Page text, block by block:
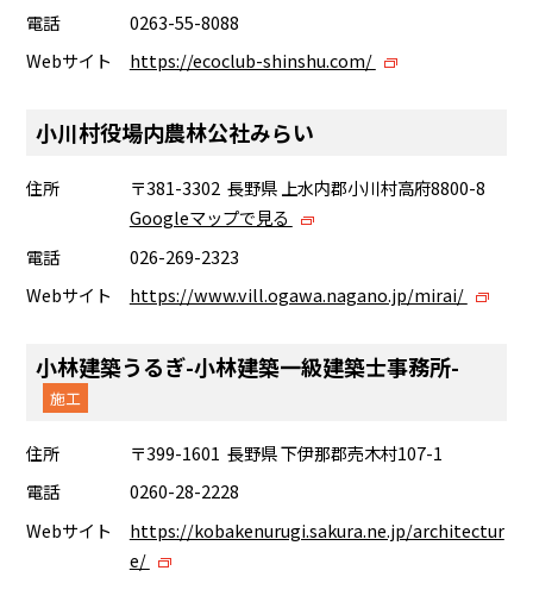
電話
0263-55-8088
Webサイト
https://ecoclub-shinshu.com/
小川村役場内農林公社みらい
住所
〒381-3302 長野県 上水内郡小川村高府8800-8
Googleマップで見る
電話
026-269-2323
Webサイト
https://www.vill.ogawa.nagano.jp/mirai/
小林建築うるぎ-小林建築一級建築士事務所-
施工
住所
〒399-1601 長野県 下伊那郡売木村107-1
電話
0260-28-2228
Webサイト
https://kobakenurugi.sakura.ne.jp/architectur
e/